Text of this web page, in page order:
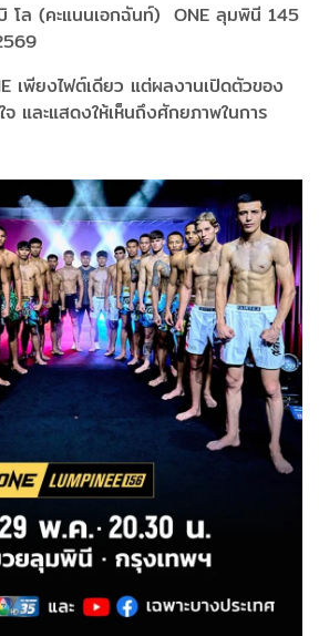
โล (คะแนนเอกฉันท์) ONE ลุมพินี 145
เพียงไฟต์เดียว แต่ผลงานเปิดตัวของ
จ และแสดงให้เห็นถึงศักยภาพในการ